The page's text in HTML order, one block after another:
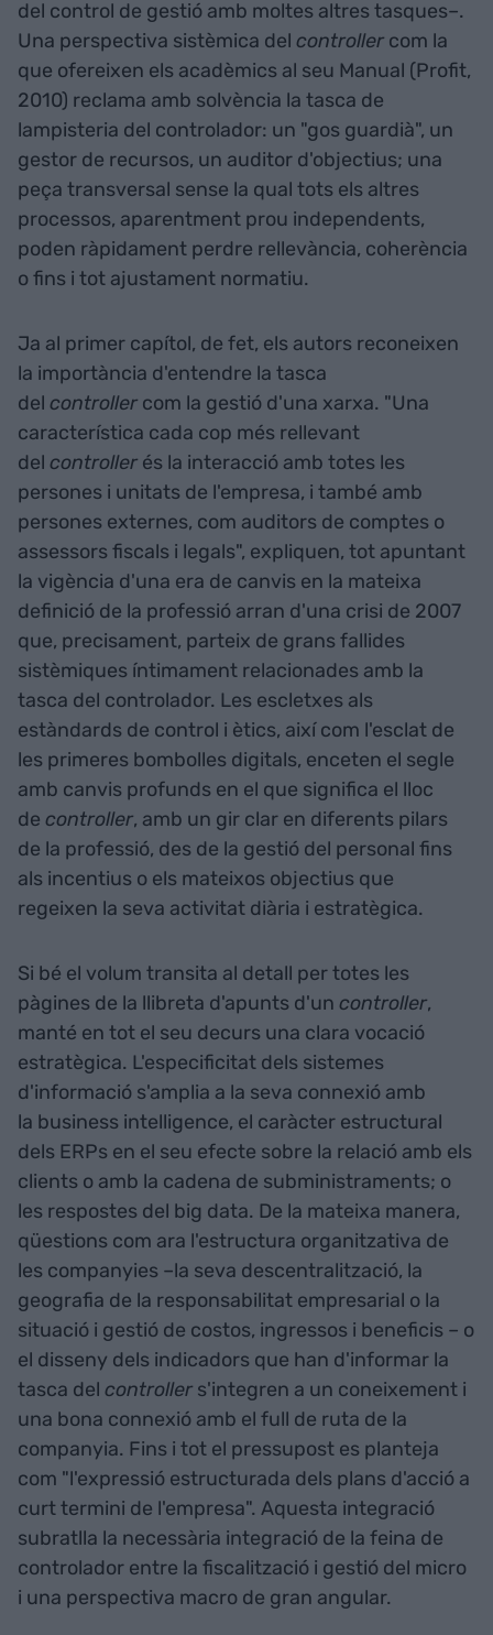
del control de gestió amb moltes altres tasques–.
Una perspectiva sistèmica del controller com la
que ofereixen els acadèmics al seu Manual (Profit,
2010) reclama amb solvència la tasca de
lampisteria del controlador: un "gos guardià", un
gestor de recursos, un auditor d'objectius; una
peça transversal sense la qual tots els altres
processos, aparentment prou independents,
poden ràpidament perdre rellevància, coherència
o fins i tot ajustament normatiu.
Ja al primer capítol, de fet, els autors reconeixen
la importància d'entendre la tasca
del controller com la gestió d'una xarxa. "Una
característica cada cop més rellevant
del controller és la interacció amb totes les
persones i unitats de l'empresa, i també amb
persones externes, com auditors de comptes o
assessors fiscals i legals", expliquen, tot apuntant
la vigència d'una era de canvis en la mateixa
definició de la professió arran d'una crisi de 2007
que, precisament, parteix de grans fallides
sistèmiques íntimament relacionades amb la
tasca del controlador. Les escletxes als
estàndards de control i ètics, així com l'esclat de
les primeres bombolles digitals, enceten el segle
amb canvis profunds en el que significa el lloc
de controller, amb un gir clar en diferents pilars
de la professió, des de la gestió del personal fins
als incentius o els mateixos objectius que
regeixen la seva activitat diària i estratègica.
Si bé el volum transita al detall per totes les
pàgines de la llibreta d'apunts d'un controller,
manté en tot el seu decurs una clara vocació
estratègica. L'especificitat dels sistemes
d'informació s'amplia a la seva connexió amb
la business intelligence, el caràcter estructural
dels ERPs en el seu efecte sobre la relació amb els
clients o amb la cadena de subministraments; o
les respostes del big data. De la mateixa manera,
qüestions com ara l'estructura organitzativa de
les companyies –la seva descentralització, la
geografia de la responsabilitat empresarial o la
situació i gestió de costos, ingressos i beneficis – o
el disseny dels indicadors que han d'informar la
tasca del controller s'integren a un coneixement i
una bona connexió amb el full de ruta de la
companyia. Fins i tot el pressupost es planteja
com "l'expressió estructurada dels plans d'acció a
curt termini de l'empresa". Aquesta integració
subratlla la necessària integració de la feina de
controlador entre la fiscalització i gestió del micro
i una perspectiva macro de gran angular.